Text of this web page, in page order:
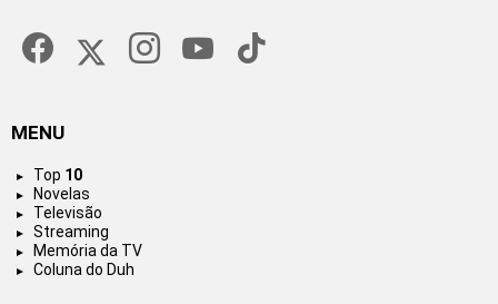
MENU
Top 10
Novelas
Televisão
Streaming
Memória da TV
Coluna do Duh